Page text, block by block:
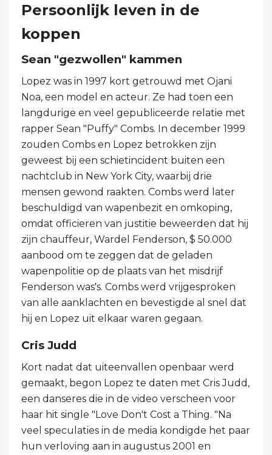
Persoonlijk leven in de
koppen
Sean "gezwollen" kammen
Lopez was in 1997 kort getrouwd met Ojani
Noa, een model en acteur. Ze had toen een
langdurige en veel gepubliceerde relatie met
rapper Sean "Puffy" Combs. In december 1999
zouden Combs en Lopez betrokken zijn
geweest bij een schietincident buiten een
nachtclub in New York City, waarbij drie
mensen gewond raakten. Combs werd later
beschuldigd van wapenbezit en omkoping,
omdat officieren van justitie beweerden dat hij
zijn chauffeur, Wardel Fenderson, $ 50.000
aanbood om te zeggen dat de geladen
wapenpolitie op de plaats van het misdrijf
Fenderson was's. Combs werd vrijgesproken
van alle aanklachten en bevestigde al snel dat
hij en Lopez uit elkaar waren gegaan.
Cris Judd
Kort nadat dat uiteenvallen openbaar werd
gemaakt, begon Lopez te daten met Cris Judd,
een danseres die in de video verscheen voor
haar hit single "Love Don't Cost a Thing. "Na
veel speculaties in de media kondigde het paar
hun verloving aan in augustus 2001 en